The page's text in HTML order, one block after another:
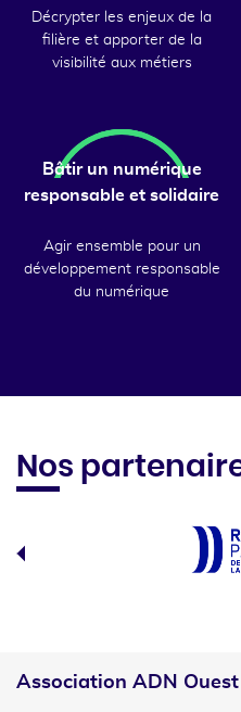
Décrypter les enjeux de la
filière et apporter de la
visibilité aux métiers
Bâtir un numérique
responsable et solidaire
Agir ensemble pour un
développement responsable
du numérique
Nos
Association ADN Ouest